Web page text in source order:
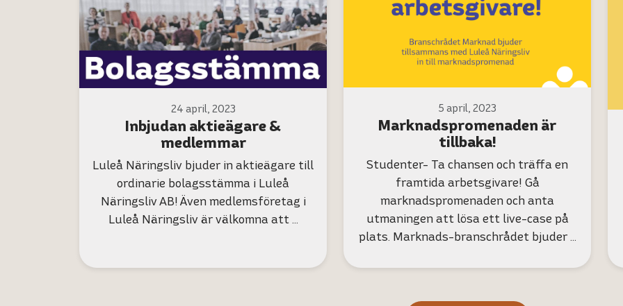
24 april, 2023
Inbjudan aktieägare &
medlemmar
Luleå Näringsliv bjuder in aktieägare till
ordinarie bolagsstämma i Luleå
Näringsliv AB! Även medlemsföretag i
Luleå Näringsliv är välkomna att …
5 april, 2023
Marknadspromenaden är
tillbaka!
Studenter- Ta chansen och träffa en
framtida arbetsgivare! Gå
marknadspromenaden och anta
utmaningen att lösa ett live-case på
plats. Marknads-branschrådet bjuder …